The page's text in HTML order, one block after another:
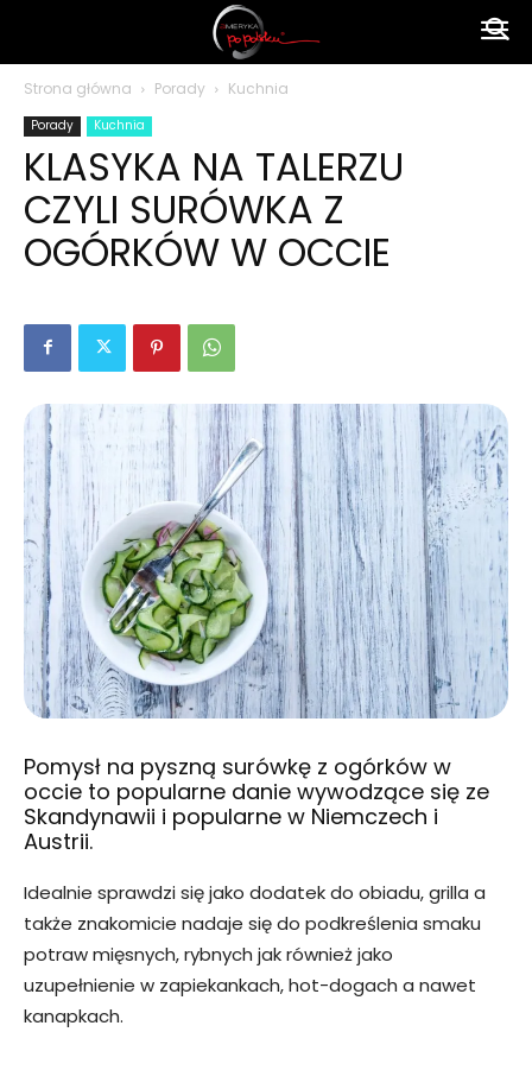
polsku
Strona główna Porady Kuchnia
Porady Kuchnia
KLASYKA NA TALERZU
CZYLI SURÓWKA Z
OGÓRKÓW W OCCIE
Pomysł na pyszną surówkę z ogórków w
occie to popularne danie wywodzące się ze
Skandynawii i popularne w Niemczech i
Austrii.
Idealnie sprawdzi się jako dodatek do obiadu, grilla a
także znakomicie nadaje się do podkreślenia smaku
potraw mięsnych, rybnych jak również jako
uzupełnienie w zapiekankach, hot-dogach a nawet
kanapkach.